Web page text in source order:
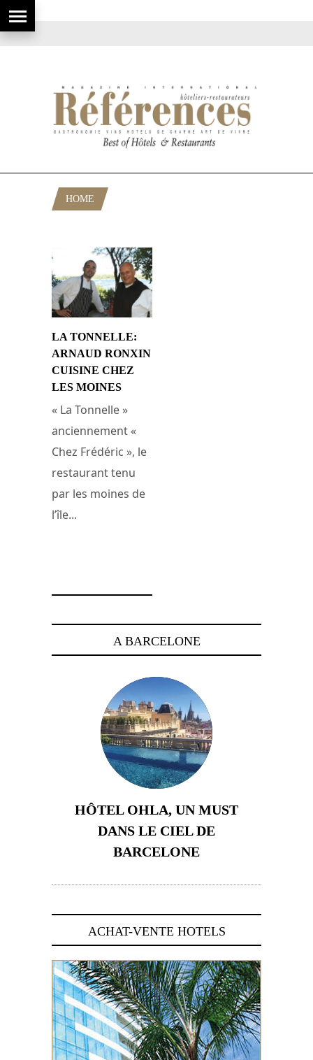
HOME
LA TONNELLE:
ARNAUD RONXIN
CUISINE CHEZ
LES MOINES
« La Tonnelle »
anciennement «
Chez Frédéric », le
restaurant tenu
par les moines de
l’île...
A BARCELONE
HÔTEL OHLA, UN MUST
DANS LE CIEL DE
BARCELONE
ACHAT-VENTE HOTELS